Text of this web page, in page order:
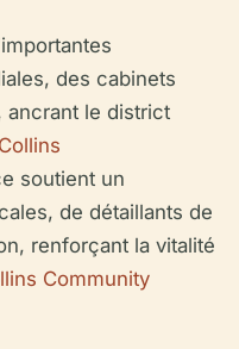
des cabinets
ancrant le district
soutient un
de détaillants de
renforçant la vitalité
Community